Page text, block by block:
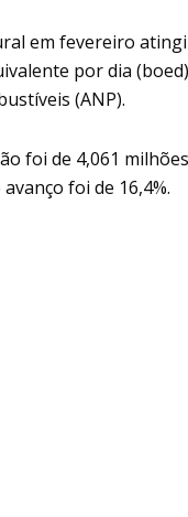
em fevereiro
por dia
(ANP).
foi de 4,061
foi de 16,4%.